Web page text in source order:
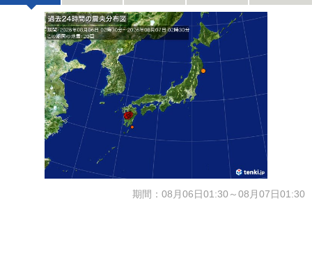
期間：08月06日01:30～08月07日01:30